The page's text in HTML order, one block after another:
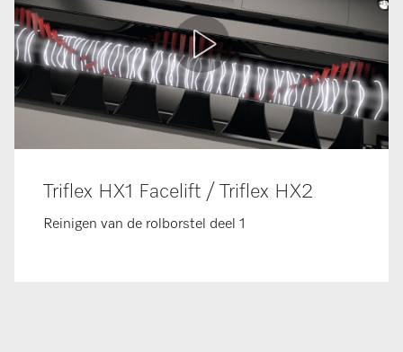
Triflex HX1 Facelift / Triflex HX2
Reinigen van de rolborstel deel 1